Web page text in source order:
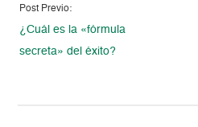
Post Previo:
¿Cuál es la «fórmula
secreta» del éxito?